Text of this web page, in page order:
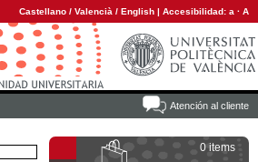
Castellano / Valencià / English | Accesibilidad: a · A
Atención al cliente
0 items